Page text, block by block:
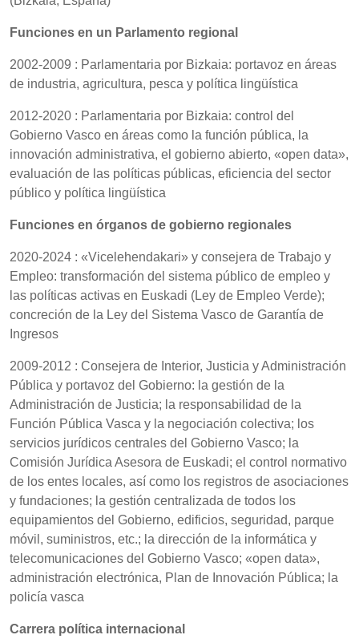
Funciones en un Parlamento regional
2002-2009 : Parlamentaria por Bizkaia: portavoz en áreas
de industria, agricultura, pesca y política lingüística
2012-2020 : Parlamentaria por Bizkaia: control del
Gobierno Vasco en áreas como la función pública, la
innovación administrativa, el gobierno abierto, «open data»,
evaluación de las políticas públicas, eficiencia del sector
público y política lingüística
Funciones en órganos de gobierno regionales
2020-2024 : «Vicelehendakari» y consejera de Trabajo y
Empleo: transformación del sistema público de empleo y
las políticas activas en Euskadi (Ley de Empleo Verde);
concreción de la Ley del Sistema Vasco de Garantía de
Ingresos
2009-2012 : Consejera de Interior, Justicia y Administración
Pública y portavoz del Gobierno: la gestión de la
Administración de Justicia; la responsabilidad de la
Función Pública Vasca y la negociación colectiva; los
servicios jurídicos centrales del Gobierno Vasco; la
Comisión Jurídica Asesora de Euskadi; el control normativo
de los entes locales, así como los registros de asociaciones
y fundaciones; la gestión centralizada de todos los
equipamientos del Gobierno, edificios, seguridad, parque
móvil, suministros, etc.; la dirección de la informática y
telecomunicaciones del Gobierno Vasco; «open data»,
administración electrónica, Plan de Innovación Pública; la
policía vasca
Carrera política internacional